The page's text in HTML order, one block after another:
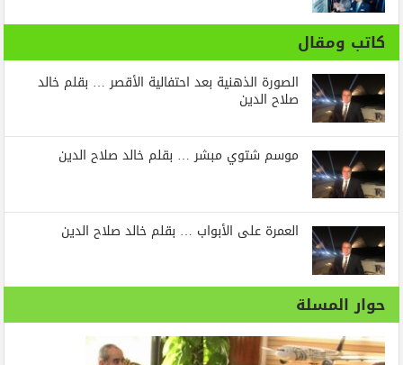
كاتب ومقال
الصورة الذهنية بعد احتفالية الأقصر … بقلم خالد
صلاح الدين
موسم شتوي مبشر … بقلم خالد صلاح الدين
العمرة على الأبواب … بقلم خالد صلاح الدين
حوار المسلة